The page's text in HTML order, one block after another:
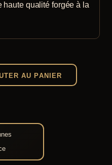
haute qualité forgée à la
AU PANIER